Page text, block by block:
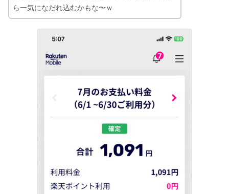
ら一気になだれ込むかもな〜ｗ